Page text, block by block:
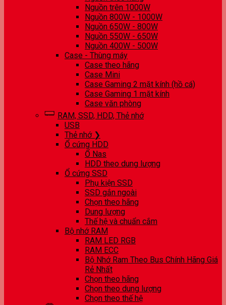
Nguồn trên 1000W
Nguồn 800W - 1000W
Nguồn 650W - 800W
Nguồn 550W - 650W
Nguồn 400W - 500W
Case - Thùng máy
Case theo hãng
Case Mini
Case Gaming 2 mặt kính (hồ cá)
Case Gaming 1 mặt kính
Case văn phòng
RAM, SSD, HDD, Thẻ nhớ
USB
Thẻ nhớ ❯
Ổ cứng HDD
Ổ Nas
HDD theo dung lượng
Ổ cứng SSD
Phụ kiện SSD
SSD gắn ngoài
Chọn theo hãng
Dung lượng
Thế hệ và chuẩn cắm
Bộ nhớ RAM
RAM LED RGB
RAM ECC
Bộ Nhớ Ram Theo Bus Chính Hãng Giá
Rẻ Nhất
Chọn theo hãng
Chọn theo dung lượng
Chọn theo thế hệ